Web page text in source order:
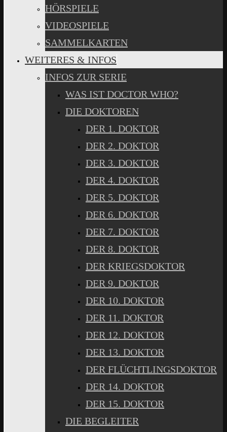
HÖRSPIELE
VIDEOSPIELE
SAMMELKARTEN
WEITERES & INFOS
INFOS ZUR SERIE
WAS IST DOCTOR WHO?
DIE DOKTOREN
DER 1. DOKTOR
DER 2. DOKTOR
DER 3. DOKTOR
DER 4. DOKTOR
DER 5. DOKTOR
DER 6. DOKTOR
DER 7. DOKTOR
DER 8. DOKTOR
DER KRIEGSDOKTOR
DER 9. DOKTOR
DER 10. DOKTOR
DER 11. DOKTOR
DER 12. DOKTOR
DER 13. DOKTOR
DER FLÜCHTLINGSDOKTOR
DER 14. DOKTOR
DER 15. DOKTOR
DIE BEGLEITER